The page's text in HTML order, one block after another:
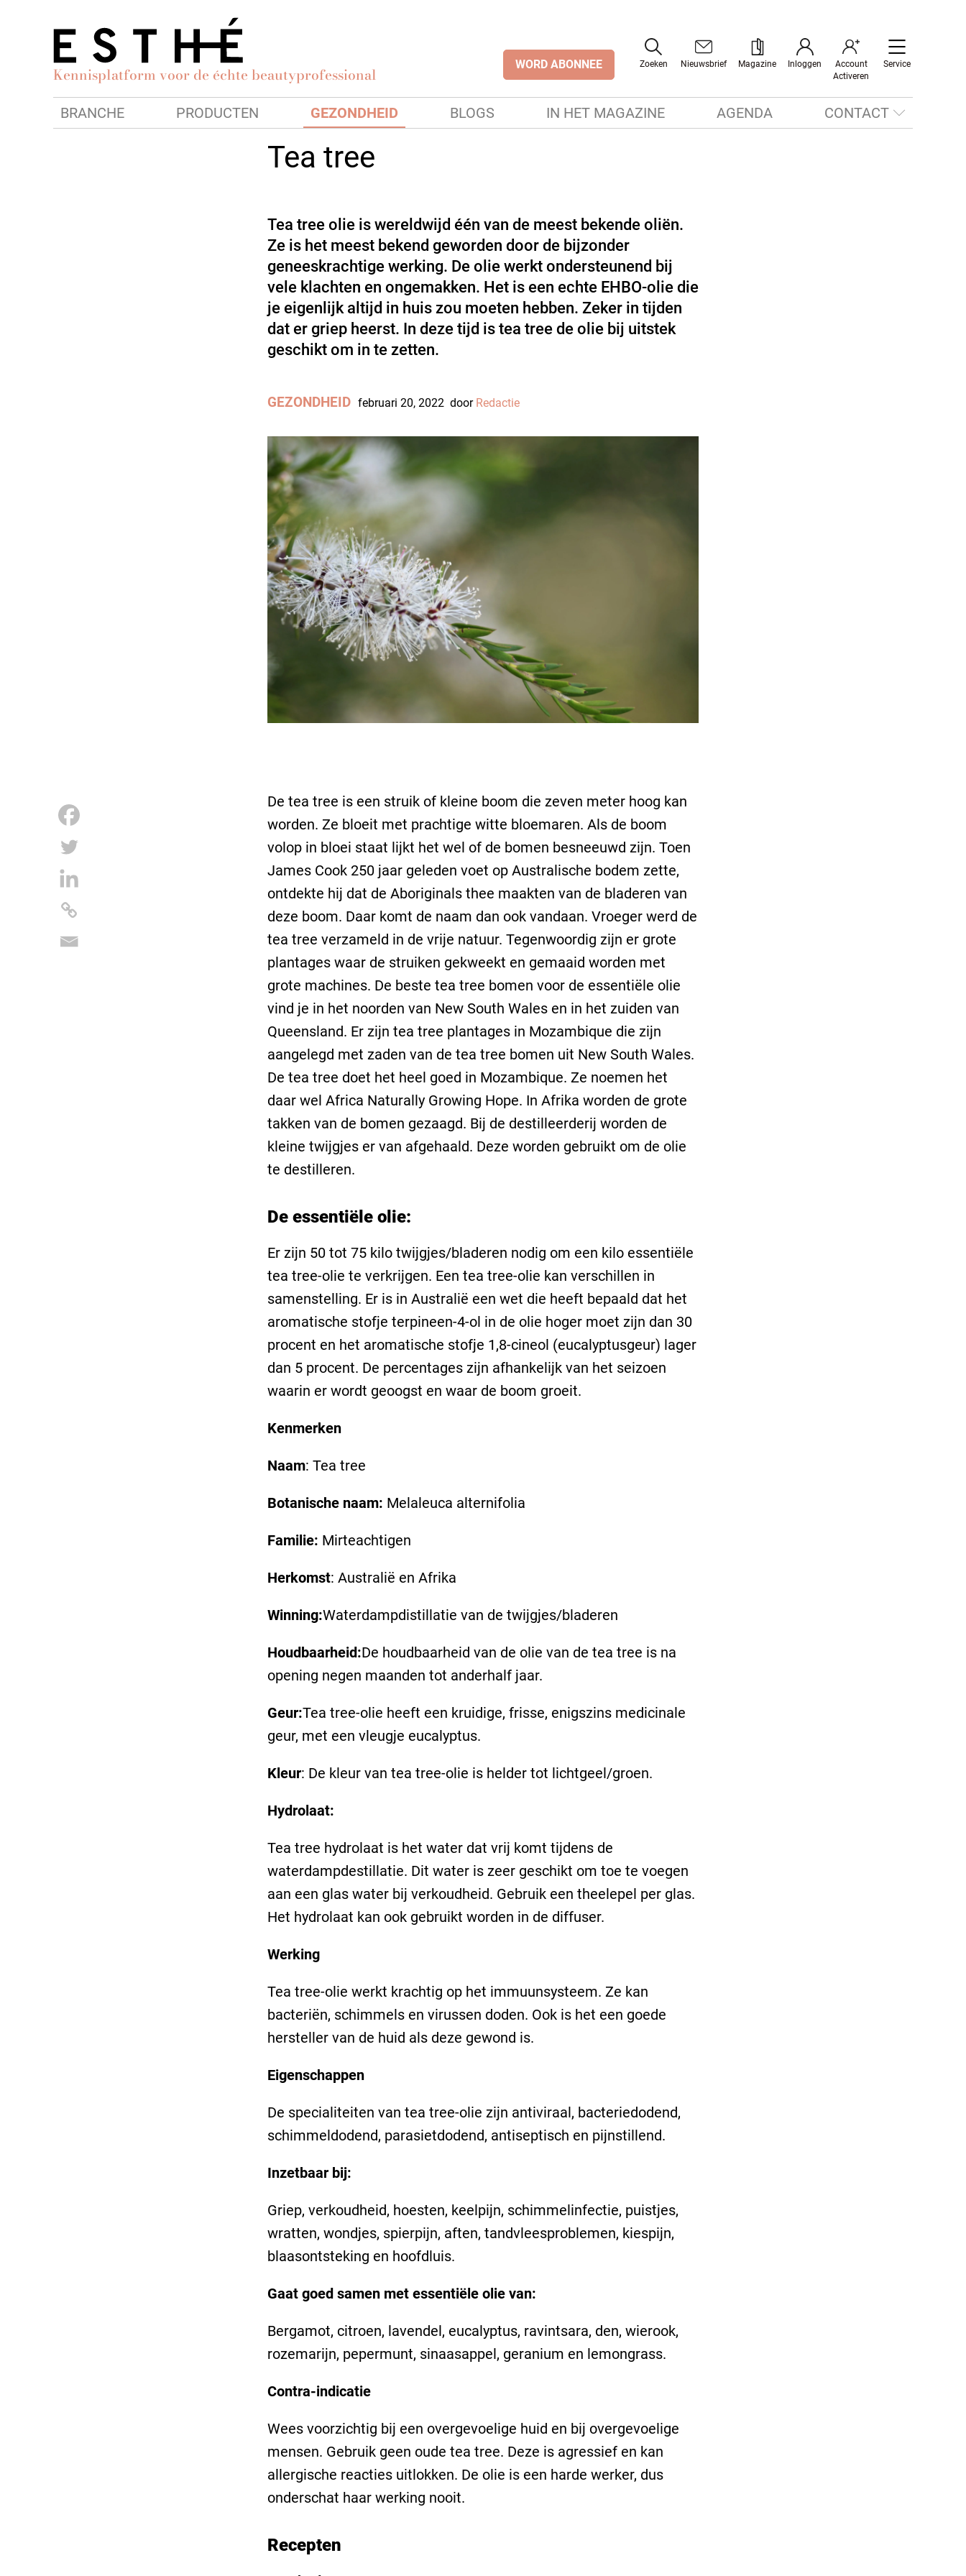
Kennisplatform voor de échte beautyprofessional WORD ABONNEE Zoeken Nieuwsbrief Magazine Inloggen
Account
Activeren
Service
BRANCHE PRODUCTEN GEZONDHEID BLOGS IN HET MAGAZINE AGENDA CONTACT
Tea tree
Tea tree olie is wereldwijd één van de meest bekende oliën.
Ze is het meest bekend geworden door de bijzonder
geneeskrachtige werking. De olie werkt ondersteunend bij
vele klachten en ongemakken. Het is een echte EHBO-olie die
je eigenlijk altijd in huis zou moeten hebben. Zeker in tijden
dat er griep heerst. In deze tijd is tea tree de olie bij uitstek
geschikt om in te zetten.
GEZONDHEID februari 20, 2022 door Redactie
De tea tree is een struik of kleine boom die zeven meter hoog kan
worden. Ze bloeit met prachtige witte bloemaren. Als de boom
volop in bloei staat lijkt het wel of de bomen besneeuwd zijn. Toen
James Cook 250 jaar geleden voet op Australische bodem zette,
ontdekte hij dat de Aboriginals thee maakten van de bladeren van
deze boom. Daar komt de naam dan ook vandaan. Vroeger werd de
tea tree verzameld in de vrije natuur. Tegenwoordig zijn er grote
plantages waar de struiken gekweekt en gemaaid worden met
grote machines. De beste tea tree bomen voor de essentiële olie
vind je in het noorden van New South Wales en in het zuiden van
Queensland. Er zijn tea tree plantages in Mozambique die zijn
aangelegd met zaden van de tea tree bomen uit New South Wales.
De tea tree doet het heel goed in Mozambique. Ze noemen het
daar wel Africa Naturally Growing Hope. In Afrika worden de grote
takken van de bomen gezaagd. Bij de destilleerderij worden de
kleine twijgjes er van afgehaald. Deze worden gebruikt om de olie
te destilleren.
De essentiële olie:
Er zijn 50 tot 75 kilo twijgjes/bladeren nodig om een kilo essentiële
tea tree-olie te verkrijgen. Een tea tree-olie kan verschillen in
samenstelling. Er is in Australië een wet die heeft bepaald dat het
aromatische stofje terpineen-4-ol in de olie hoger moet zijn dan 30
procent en het aromatische stofje 1,8-cineol (eucalyptusgeur) lager
dan 5 procent. De percentages zijn afhankelijk van het seizoen
waarin er wordt geoogst en waar de boom groeit.
Kenmerken
Naam: Tea tree
Botanische naam: Melaleuca alternifolia
Familie: Mirteachtigen
Herkomst: Australië en Afrika
Winning:Waterdampdistillatie van de twijgjes/bladeren
Houdbaarheid:De houdbaarheid van de olie van de tea tree is na
opening negen maanden tot anderhalf jaar.
Geur:Tea tree-olie heeft een kruidige, frisse, enigszins medicinale
geur, met een vleugje eucalyptus.
Kleur: De kleur van tea tree-olie is helder tot lichtgeel/groen.
Hydrolaat:
Tea tree hydrolaat is het water dat vrij komt tijdens de
waterdampdestillatie. Dit water is zeer geschikt om toe te voegen
aan een glas water bij verkoudheid. Gebruik een theelepel per glas.
Het hydrolaat kan ook gebruikt worden in de diffuser.
Werking
Tea tree-olie werkt krachtig op het immuunsysteem. Ze kan
bacteriën, schimmels en virussen doden. Ook is het een goede
hersteller van de huid als deze gewond is.
Eigenschappen
De specialiteiten van tea tree-olie zijn antiviraal, bacteriedodend,
schimmeldodend, parasietdodend, antiseptisch en pijnstillend.
Inzetbaar bij:
Griep, verkoudheid, hoesten, keelpijn, schimmelinfectie, puistjes,
wratten, wondjes, spierpijn, aften, tandvleesproblemen, kiespijn,
blaasontsteking en hoofdluis.
Gaat goed samen met essentiële olie van:
Bergamot, citroen, lavendel, eucalyptus, ravintsara, den, wierook,
rozemarijn, pepermunt, sinaasappel, geranium en lemongrass.
Contra-indicatie
Wees voorzichtig bij een overgevoelige huid en bij overgevoelige
mensen. Gebruik geen oude tea tree. Deze is agressief en kan
allergische reacties uitlokken. De olie is een harde werker, dus
onderschat haar werking nooit.
Recepten